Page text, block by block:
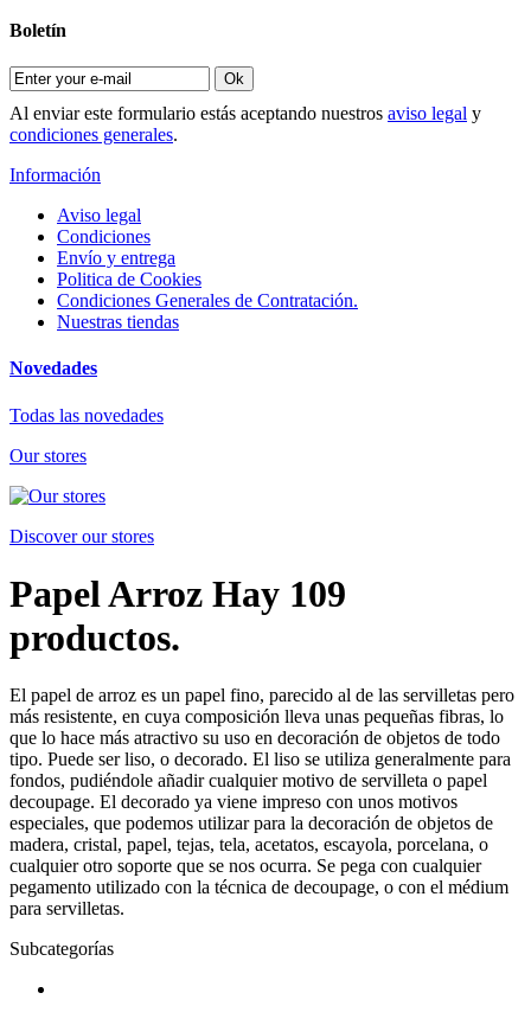
Boletín
Ok
Al enviar este formulario estás aceptando nuestros aviso legal y
condiciones generales.
Información
Aviso legal
Condiciones
Envío y entrega
Politica de Cookies
Condiciones Generales de Contratación.
Nuestras tiendas
Novedades
Todas las novedades
Our stores
Discover our stores
Papel Arroz Hay 109
productos.
El papel de arroz es un papel fino, parecido al de las servilletas pero
más resistente, en cuya composición lleva unas pequeñas fibras, lo
que lo hace más atractivo su uso en decoración de objetos de todo
tipo. Puede ser liso, o decorado. El liso se utiliza generalmente para
fondos, pudiéndole añadir cualquier motivo de servilleta o papel
decoupage. El decorado ya viene impreso con unos motivos
especiales, que podemos utilizar para la decoración de objetos de
madera, cristal, papel, tejas, tela, acetatos, escayola, porcelana, o
cualquier otro soporte que se nos ocurra. Se pega con cualquier
pegamento utilizado con la técnica de decoupage, o con el médium
para servilletas.
Subcategorías